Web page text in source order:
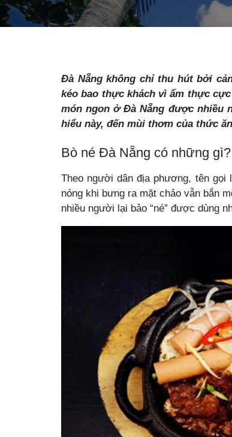
Đà Nẵng không chỉ thu hút bởi
kéo bao thực khách vì ẩm thực
món ngon ở Đà Nẵng được nhiều
hiểu này, đến mùi thơm của thức
Bò né Đà Nẵng có những gì?
Theo người dân địa phương, tên gọi
nóng khi bưng ra mặt chảo vẫn bắn
nhiều người lại bảo “né” được dùng